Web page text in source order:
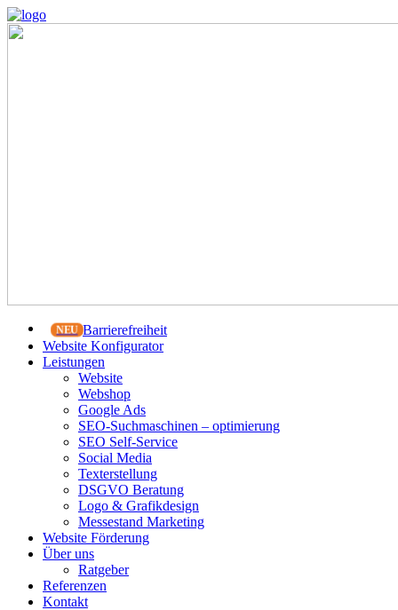
Barrierefreiheit
Website Konfigurator
Leistungen
Website
Webshop
Google Ads
SEO-Suchmaschinen – optimierung
SEO Self-Service
Social Media
Texterstellung
DSGVO Beratung
Logo & Grafikdesign
Messestand Marketing
Website Förderung
Über uns
Ratgeber
Referenzen
Kontakt